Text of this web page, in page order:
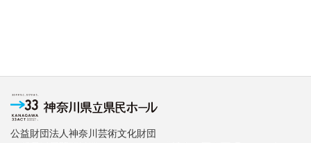
公益財団法人神奈川芸術文化財団